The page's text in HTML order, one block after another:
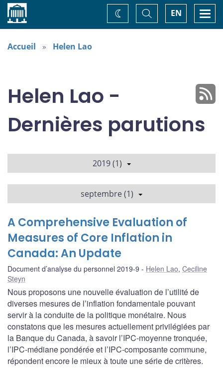
Accueil EN
Basculer
la
recherche
Changez
de
Accueil Helen Lao
Helen Lao -
Dernières parutions
2019 (1)
septembre (1)
A Comprehensive Evaluation of
Measures of Core Inflation in
Canada: An Update
Document d’analyse du personnel 2019-9 Helen Lao, Ceciline
Steyn
Nous proposons une nouvelle évaluation de l’utilité de
diverses mesures de l’inflation fondamentale pouvant
servir à la conduite de la politique monétaire. Nous
constatons que les mesures actuellement privilégiées par
la Banque du Canada, à savoir l’IPC-moyenne tronquée,
l’IPC-médiane pondérée et l’IPC-composante commune,
répondent encore le mieux à toute une série de critères.